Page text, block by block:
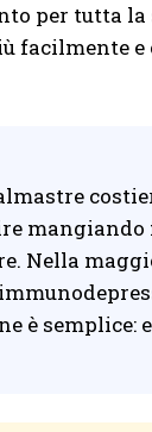
per tutta la
facilmente
Nella
è semplice: